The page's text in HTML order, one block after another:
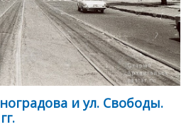
и ул. Свободы.